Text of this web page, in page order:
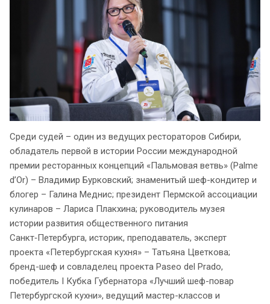
Среди судей – один из ведущих рестораторов Сибири,
обладатель первой в истории России международной
премии ресторанных концепций «Пальмовая ветвь» (Palme
d’Or) – Владимир Бурковский; знаменитый шеф-кондитер и
блогер – Галина Меднис; президент Пермской ассоциации
кулинаров – Лариса Плакхина; руководитель музея
истории развития общественного питания
Санкт‑Петербурга, историк, преподаватель, эксперт
проекта «Петербургская кухня» – Татьяна Цветкова;
бренд-шеф и совладелец проекта Paseo del Prado,
победитель I Кубка Губернатора «Лучший шеф-повар
Петербургской кухни», ведущий мастер-классов и